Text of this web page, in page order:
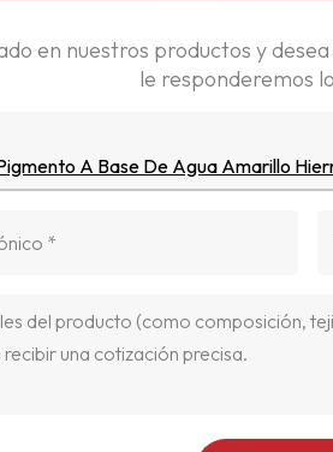
en nuestros productos y
le responderemos
A Base De Agua Amarillo